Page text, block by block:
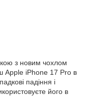
з новим чохлом
Apple iPhone 17 Pro в
падіння і
його в